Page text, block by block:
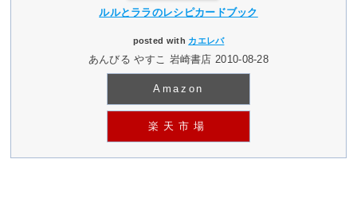
ルルとララのレシピカードブック
posted with カエレバ
あんびる やすこ 岩崎書店 2010-08-28
Amazon
楽天市場